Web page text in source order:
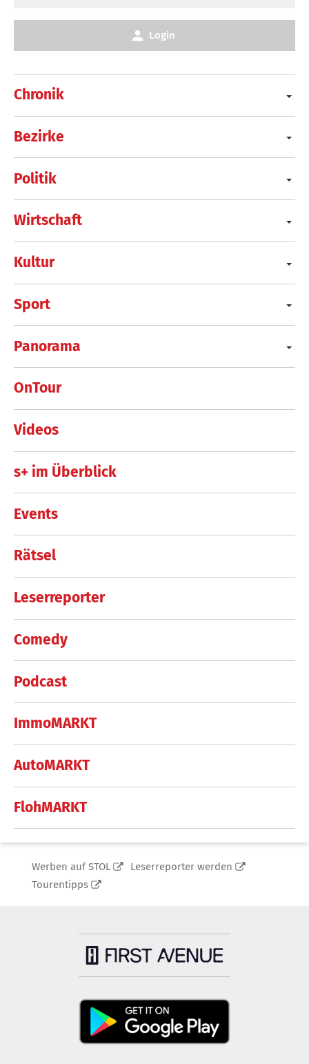
Chronik
Bezirke
Politik
Wirtschaft
Kultur
Sport
Panorama
OnTour
Videos
s+ im Überblick
Events
Rätsel
Leserreporter
Comedy
Podcast
ImmoMARKT
AutoMARKT
FlohMARKT
Login
Werben auf STOL
Leserreporter werden
Tourentipps